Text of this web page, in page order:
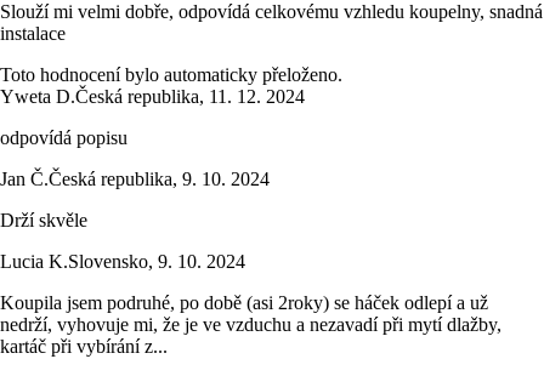
Slouží mi velmi dobře, odpovídá celkovému vzhledu koupelny, snadná
instalace
Toto hodnocení bylo automaticky přeloženo.
Yweta D.Česká republika, 11. 12. 2024
odpovídá popisu
Jan Č.Česká republika, 9. 10. 2024
Drží skvěle
Lucia K.Slovensko, 9. 10. 2024
Koupila jsem podruhé, po době (asi 2roky) se háček odlepí a už
nedrží, vyhovuje mi, že je ve vzduchu a nezavadí při mytí dlažby,
kartáč při vybírání z...